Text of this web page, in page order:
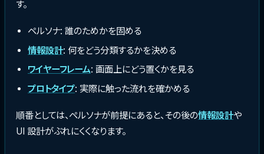
す。
ペルソナ: 誰のためかを固める
情報設計: 何をどう分類するかを決める
ワイヤーフレーム: 画面上にどう置くかを見る
プロトタイプ: 実際に触った流れを確かめる
順番としては、ペルソナが前提にあると、その後の情報設計や
UI 設計がぶれにくくなります。